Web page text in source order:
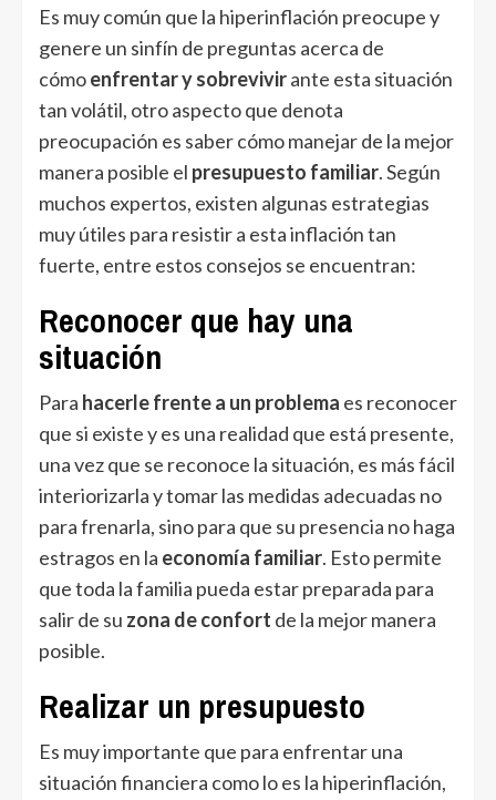
Es muy común que la hiperinflación preocupe y
genere un sinfín de preguntas acerca de
cómoenfrentar y sobrevivirante esta situación
tan volátil, otro aspecto que denota
preocupación es saber cómo manejar de la mejor
manera posible el presupuesto familiar. Según
muchos expertos, existen algunas estrategias
muy útiles para resistir a esta inflación tan
fuerte, entre estos consejos se encuentran:
Reconocer que hay una
situación
Para hacerle frente a un problema es reconocer
que si existe y es una realidad que está presente,
una vez que se reconoce la situación, es más fácil
interiorizarla y tomar las medidas adecuadas no
para frenarla, sino para que su presencia no haga
estragos en la economía familiar. Esto permite
que toda la familia pueda estar preparada para
salir de su zona de confort de la mejor manera
posible.
Realizar un presupuesto
Es muy importante que para enfrentar una
situación financiera como lo es la hiperinflación,